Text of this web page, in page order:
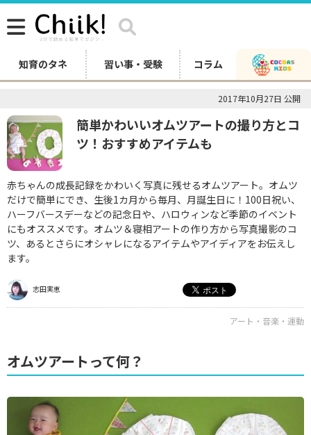
知育のタネ 習い事・受験 コラム
2017年10月27日 公開
簡単かわいいオムツアートの撮り方とコ
ツ！おすすめアイテムも
赤ちゃんの成長記録をかわいく写真に残せるオムツアート。オムツ
だけで簡単にでき、生後1カ月から毎月、月誕生日に！100日祝い、
ハーフバースデーなどの記念日や、ハロウィンなど季節のイベント
にもオススメです。オムツ＆寝相アートの作り方から写真撮影のコ
ツ、あるとさらにオシャレになるアイテムやアイディアをお伝えし
ます。
志田実恵
アート・音楽・運動
オムツアートって何？